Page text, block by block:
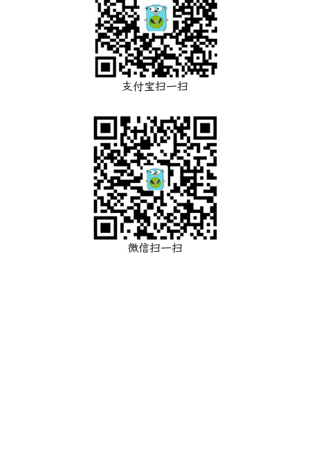
支付宝扫一扫
微信扫一扫